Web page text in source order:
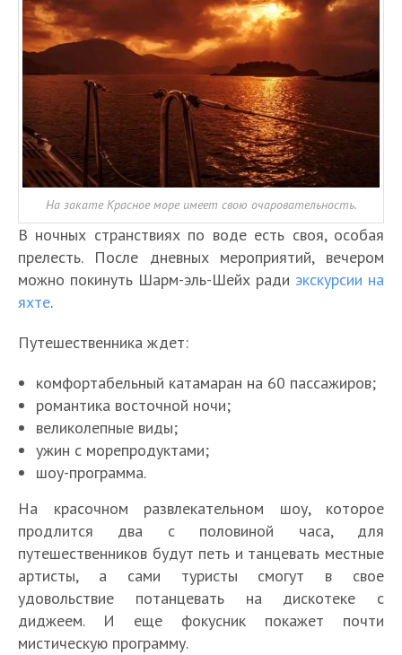
На закате Красное море имеет свою очаровательность.
В ночных странствиях по воде есть своя, особая
прелесть. После дневных мероприятий, вечером
можно покинуть Шарм-эль-Шейх ради экскурсии на
яхте.
Путешественника ждет:
комфортабельный катамаран на 60 пассажиров;
романтика восточной ночи;
великолепные виды;
ужин с морепродуктами;
шоу-программа.
На красочном развлекательном шоу, которое
продлится два с половиной часа, для
путешественников будут петь и танцевать местные
артисты, а сами туристы смогут в свое
удовольствие потанцевать на дискотеке с
диджеем. И еще фокусник покажет почти
мистическую программу.